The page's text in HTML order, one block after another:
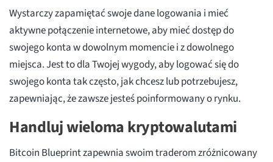
Wystarczy zapamiętać swoje dane logowania i mieć
aktywne połączenie internetowe, aby mieć dostęp do
swojego konta w dowolnym momencie i z dowolnego
miejsca. Jest to dla Twojej wygody, aby logować się do
swojego konta tak często, jak chcesz lub potrzebujesz,
zapewniając, że zawsze jesteś poinformowany o rynku.
Handluj wieloma kryptowalutami
Bitcoin Blueprint zapewnia swoim traderom zróżnicowany